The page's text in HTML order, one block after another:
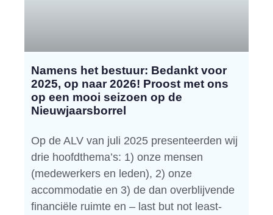
Namens het bestuur: Bedankt voor
2025, op naar 2026! Proost met ons
op een mooi seizoen op de
Nieuwjaarsborrel
Op de ALV van juli 2025 presenteerden wij
drie hoofdthema’s: 1) onze mensen
(medewerkers en leden), 2) onze
accommodatie en 3) de dan overblijvende
financiële ruimte en – last but not least-